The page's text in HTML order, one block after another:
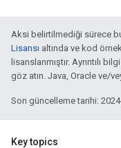
Aksi belirtilmediği sürece
Lisansı altında ve kod
lisanslanmıştır. Ayrıntılı
göz atın. Java, Oracle ve/
Son güncelleme tarihi:
Key topics